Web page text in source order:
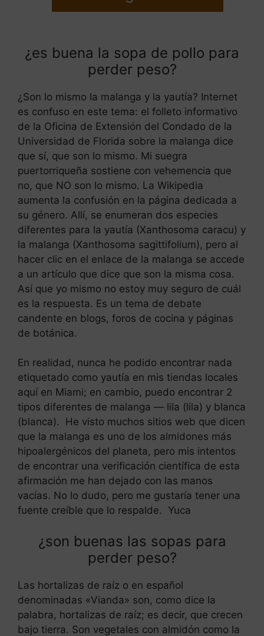
¿es buena la sopa de pollo para
perder peso?
¿Son lo mismo la malanga y la yautía? Internet
es confuso en este tema: el folleto informativo
de la Oficina de Extensión del Condado de la
Universidad de Florida sobre la malanga dice
que sí, que son lo mismo. Mi suegra
puertorriqueña sostiene con vehemencia que
no, que NO son lo mismo. La Wikipedia
aumenta la confusión en la página dedicada a
su género. Allí, se enumeran dos especies
diferentes para la yautía (Xanthosoma caracu) y
la malanga (Xanthosoma sagittifolium), pero al
hacer clic en el enlace de la malanga se accede
a un artículo que dice que son la misma cosa.
Así que yo mismo no estoy muy seguro de cuál
es la respuesta. Es un tema de debate
candente en blogs, foros de cocina y páginas
de botánica.
En realidad, nunca he podido encontrar nada
etiquetado como yautía en mis tiendas locales
aquí en Miami; en cambio, puedo encontrar 2
tipos diferentes de malanga — lila (lila) y blanca
(blanca). He visto muchos sitios web que dicen
que la malanga es uno de los almidones más
hipoalergénicos del planeta, pero mis intentos
de encontrar una verificación científica de esta
afirmación me han dejado con las manos
vacías. No lo dudo, pero me gustaría tener una
fuente creíble que lo respalde. Yuca
¿son buenas las sopas para
perder peso?
Las hortalizas de raíz o en español
denominadas «Vianda» son, como dice la
palabra, hortalizas de raíz; es decir, que crecen
bajo tierra. Son vegetales con almidón como la